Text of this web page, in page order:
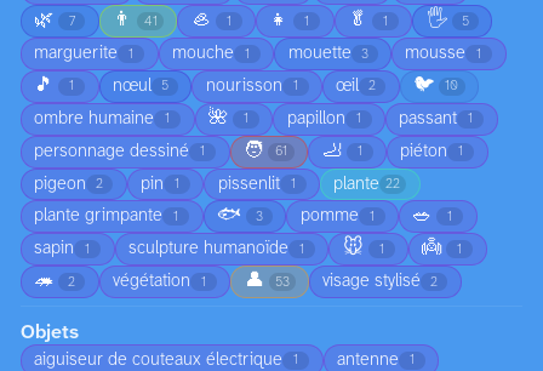
🌿 7 👨 41 🦪 1 👧 1 🥬 1 🖐️ 5
marguerite 1 mouche 1 mouette 3 mousse 1
🎵 1 nœul 5 nourisson 1 œil 2 🐦 10
ombre humaine 1 🌺 1 papillon 1 passant 1
personnage dessiné 1 🧑 61 🦶 1 piéton 1
pigeon 2 pin 1 pissenlit 1 plante 22
plante grimpante 1 🐟 3 pomme 1 🥗 1
sapin 1 sculpture humanoïde 1 🐭 1 👼 1
🦔 2 végétation 1 👤 53 visage stylisé 2
Objets
aiguiseur de couteaux électrique 1 antenne 1